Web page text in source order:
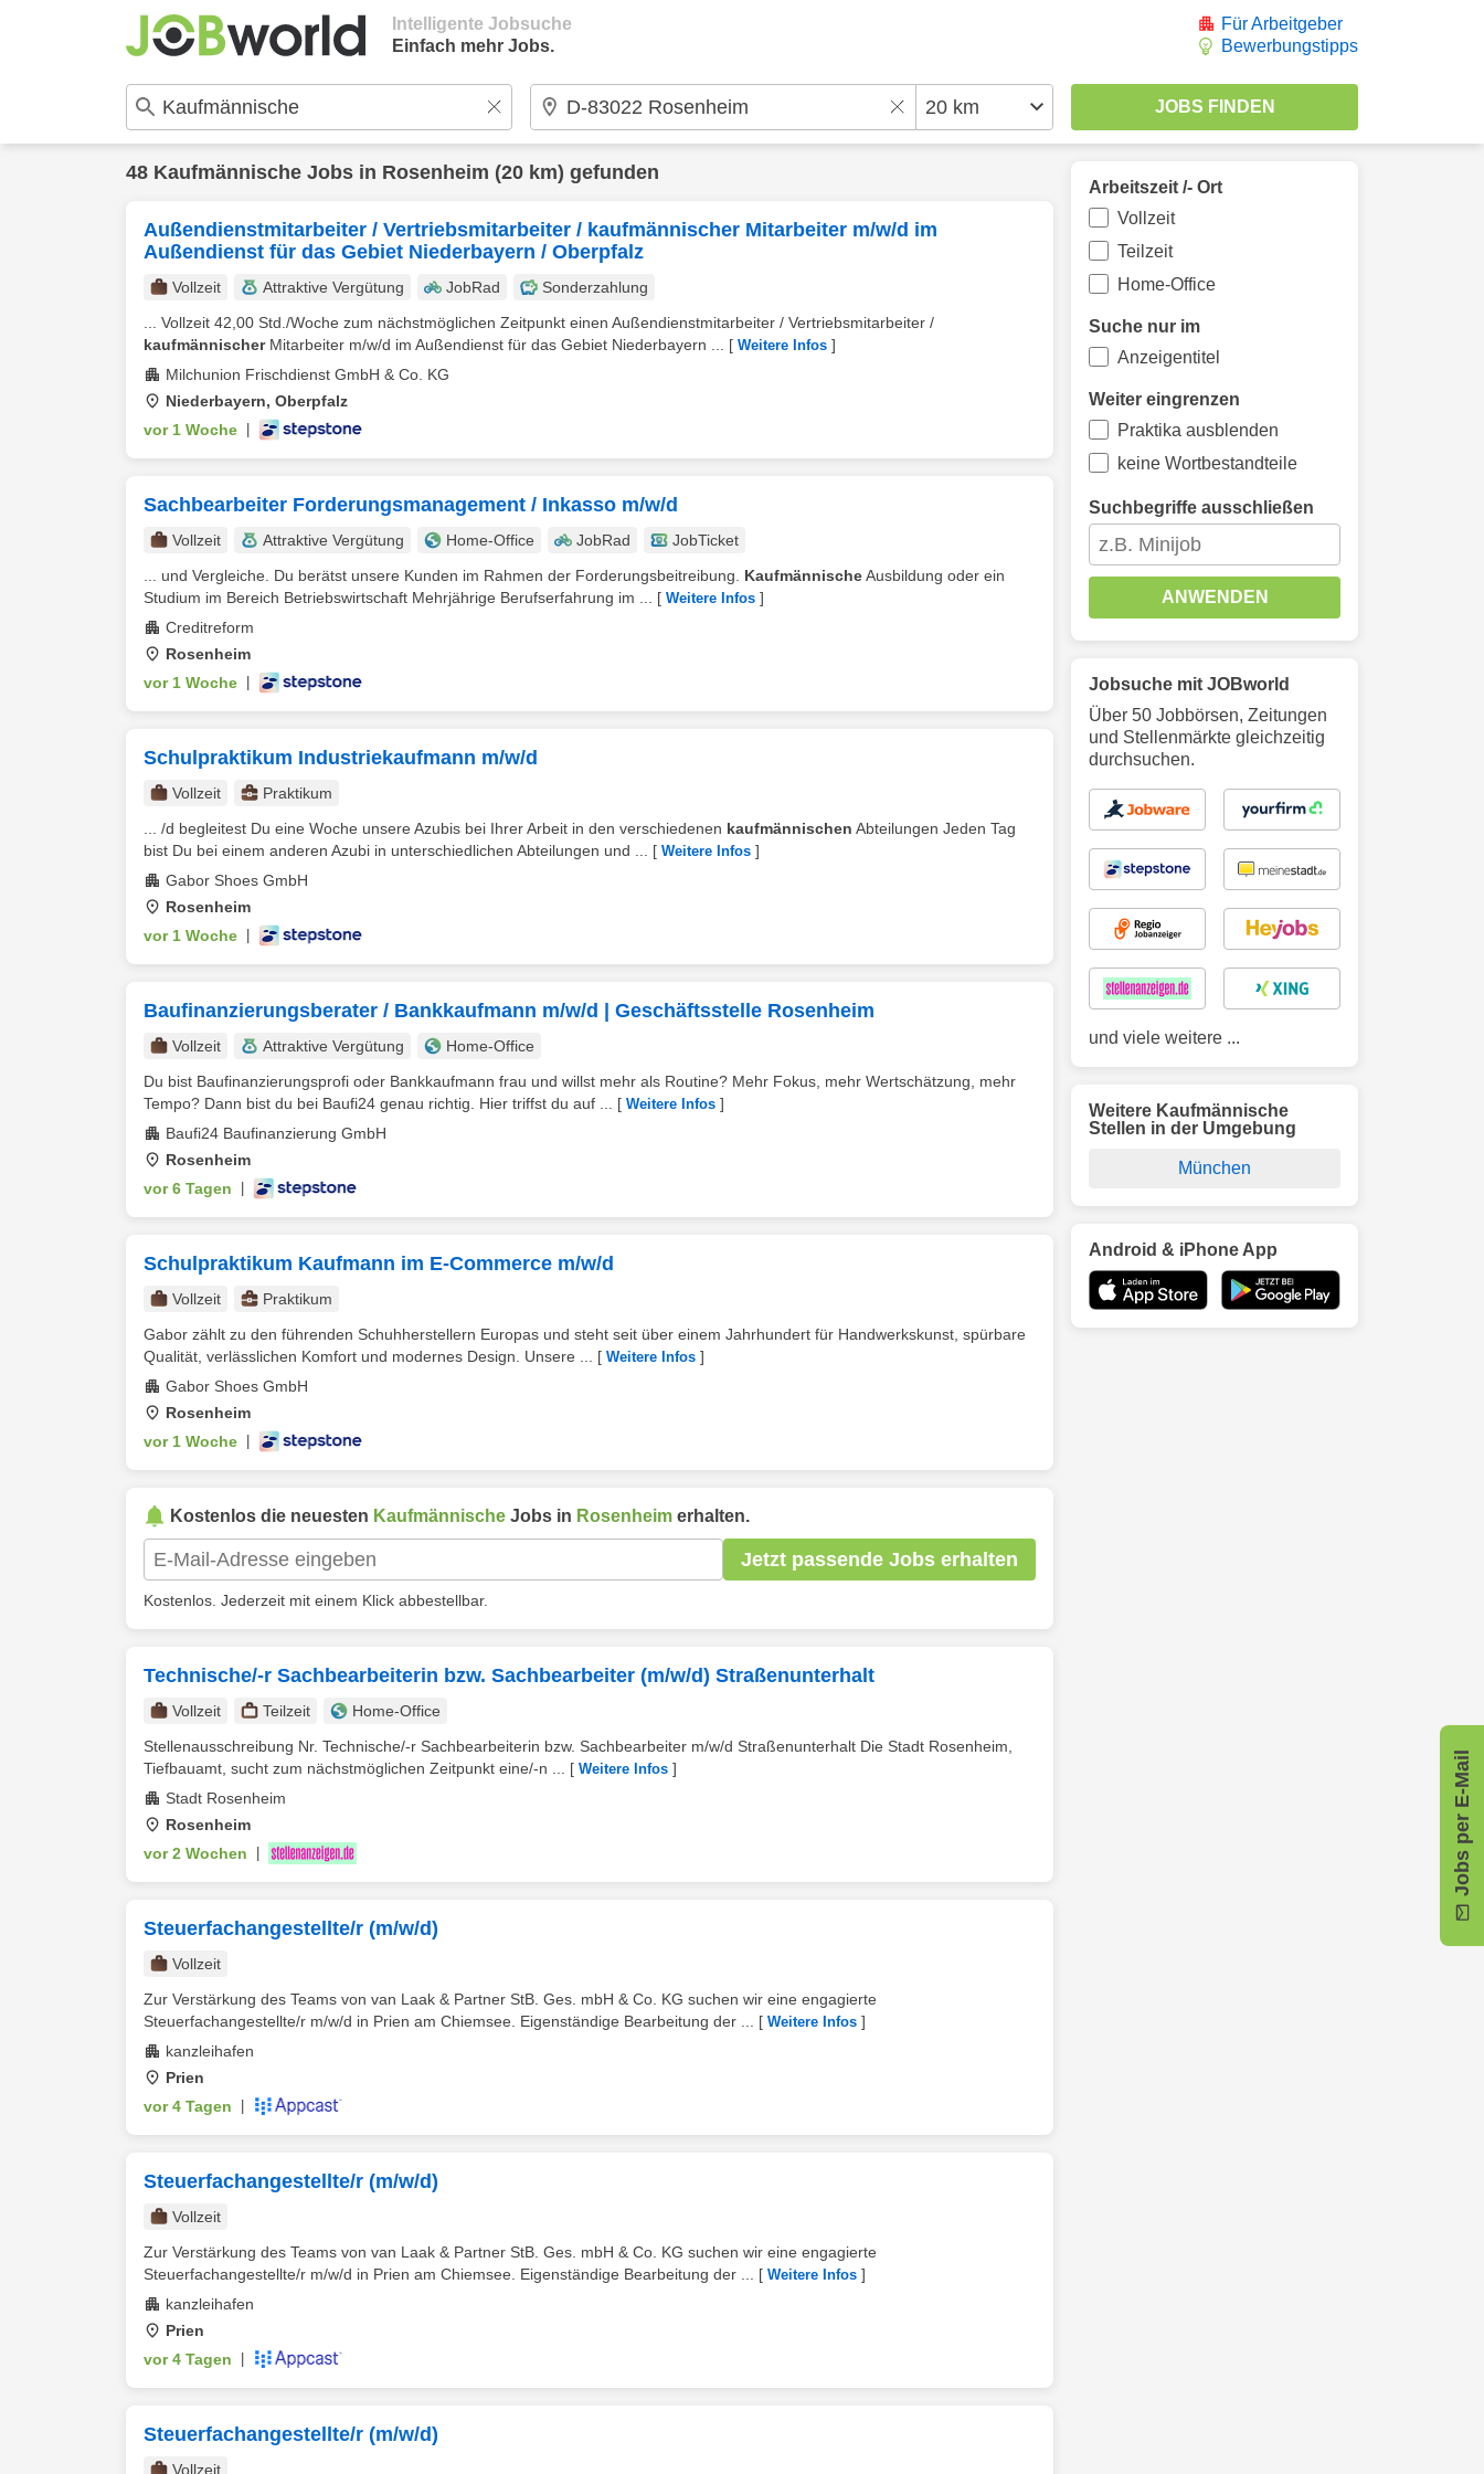
Intelligente Jobsuche
Einfach mehr Jobs.
Für Arbeitgeber
Bewerbungstipps
48 Kaufmännische Jobs in Rosenheim (20 km) gefunden
Außendienstmitarbeiter / Vertriebsmitarbeiter / kaufmännischer Mitarbeiter m/w/d im
Außendienst für das Gebiet Niederbayern / Oberpfalz
Vollzeit Attraktive Vergütung JobRad
Sonderzahlung
... Vollzeit 42,00 Std./Woche zum nächstmöglichen Zeitpunkt einen Außendienstmitarbeiter / Vertriebsmitarbeiter /
kaufmännischerMitarbeiter m/w/d im Außendienst für das Gebiet Niederbayern ... [ Weitere Infos ]
Milchunion Frischdienst GmbH & Co. KG
Niederbayern, Oberpfalz
vor 1 Woche
Sachbearbeiter Forderungsmanagement / Inkasso m/w/d
Vollzeit Attraktive Vergütung Home-Office JobRad
JobTicket
... und Vergleiche. Du berätst unsere Kunden im Rahmen der Forderungsbeitreibung. KaufmännischeAusbildung oder ein
Studium im Bereich Betriebswirtschaft Mehrjährige Berufserfahrung im ...
[ Weitere Infos ]
Creditreform
Rosenheim
vor 1 Woche
Schulpraktikum Industriekaufmann m/w/d
Vollzeit
Praktikum
... /d begleitest Du eine Woche unsere Azubis bei Ihrer Arbeit in den verschiedenen kaufmännischen Abteilungen Jeden Tag
bist Du bei einem anderen Azubi in unterschiedlichen Abteilungen und ...
[ Weitere Infos ]
Gabor Shoes GmbH
Rosenheim
vor 1 Woche
Baufinanzierungsberater / Bankkaufmann m/w/d | Geschäftsstelle Rosenheim
Vollzeit Attraktive Vergütung
Home-Office
Du bist Baufinanzierungsprofi oder Bankkaufmann frau und willst mehr als Routine? Mehr Fokus, mehr Wertschätzung, mehr
Tempo? Dann bist du bei Baufi24 genau richtig. Hier triffst du auf ...
[ Weitere Infos ]
Baufi24 Baufinanzierung GmbH
Rosenheim
vor 6 Tagen
Schulpraktikum Kaufmann im E-Commerce m/w/d
Vollzeit
Praktikum
Gabor zählt zu den führenden Schuhherstellern Europas und steht seit über einem Jahrhundert für Handwerkskunst, spürbare
Qualität, verlässlichen Komfort und modernes Design. Unsere ...
[ Weitere Infos ]
Gabor Shoes GmbH
Rosenheim
vor 1 Woche
Kostenlos die neuesten Kaufmännische Jobs in Rosenheim erhalten.
Jetzt passende Jobs erhalten
Kostenlos. Jederzeit mit einem Klick abbestellbar.
Technische/-r Sachbearbeiterin bzw. Sachbearbeiter (m/w/d) Straßenunterhalt
Vollzeit Teilzeit
Home-Office
Stellenausschreibung Nr. Technische/-r Sachbearbeiterin bzw. Sachbearbeiter m/w/d Straßenunterhalt Die Stadt Rosenheim,
Tiefbauamt, sucht zum nächstmöglichen Zeitpunkt eine/-n ...
[ Weitere Infos ]
Stadt Rosenheim
Rosenheim
vor 2 Wochen
Steuerfachangestellte/r (m/w/d)
Vollzeit
Zur Verstärkung des Teams von van Laak & Partner StB. Ges. mbH & Co. KG suchen wir eine engagierte
Steuerfachangestellte/r m/w/d in Prien am Chiemsee. Eigenständige Bearbeitung der ...
[ Weitere Infos ]
kanzleihafen
Prien
vor 4 Tagen
Steuerfachangestellte/r (m/w/d)
Vollzeit
Zur Verstärkung des Teams von van Laak & Partner StB. Ges. mbH & Co. KG suchen wir eine engagierte
Steuerfachangestellte/r m/w/d in Prien am Chiemsee. Eigenständige Bearbeitung der ...
[ Weitere Infos ]
kanzleihafen
Prien
vor 4 Tagen
Steuerfachangestellte/r (m/w/d)
Vollzeit
Jobs per E-Mail
Arbeitszeit /- Ort
Vollzeit
Teilzeit
Home-Office
Suche nur im
Anzeigentitel
Weiter eingrenzen
Praktika ausblenden
keine Wortbestandteile
Suchbegriffe ausschließen
ANWENDEN
Jobsuche mit JOBworld
Über 50 Jobbörsen, Zeitungen
und Stellenmärkte gleichzeitig
durchsuchen.
und viele weitere ...
Weitere Kaufmännische
Stellen in der Umgebung
München
Android & iPhone App